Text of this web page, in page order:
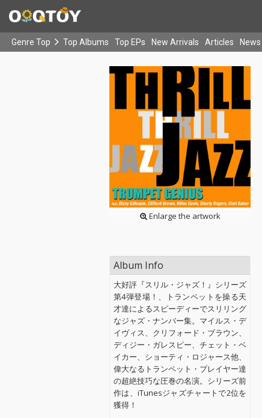
Genre Top Top Albums Top EPs New Arrivals Articles News
Enlarge the artwork
Album Info
大好評『スリル・ジャズ！』シリーズ
第4弾登場！、トランペットを操る天
才達によるスピーディーでスリリング
なジャズ・ナンバー集。マイルス・デ
イヴィス、クリフォード・ブラウン、
ディジー・ガレスピー、チェット・ベ
イカー、ショーティ・ロジャース他、
偉大なるトランペット・プレイヤー達
の超絶技巧な圧巻の名演。シリーズ前
作は、iTunesジャズチャートで2位を
獲得！